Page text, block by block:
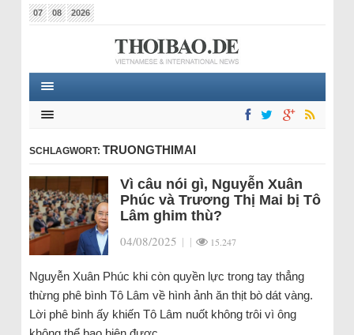
07 08 2026
SCHLAGWORT: TRUONGTHIMAI
Vì câu nói gì, Nguyễn Xuân
Phúc và Trương Thị Mai bị Tô
Lâm ghim thù?
04/08/2025 | | 15.247
Nguyễn Xuân Phúc khi còn quyền lực trong tay thẳng
thừng phê bình Tô Lâm về hình ảnh ăn thịt bò dát vàng.
Lời phê bình ấy khiến Tô Lâm nuốt không trôi vì ông